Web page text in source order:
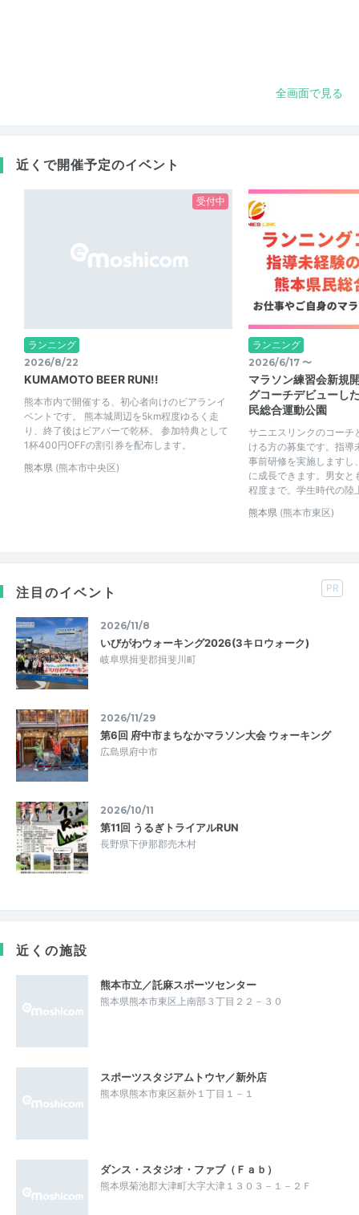
全画面で見る
近くで開催予定のイベント
受付中
ランニング
2026/8/22
KUMAMOTO BEER RUN!!
熊本市内で開催する、初心者向けのビアランイ
ベントです。 熊本城周辺を5km程度ゆるく走
り、終了後はビアバーで乾杯。 参加特典として
1杯400円OFFの割引券を配布します。
熊本県 (熊本市中央区)
ランニング
2026/6/17 〜
マラソン練習会新規
グコーチデビューし
民総合運動公園
サニエスリンクのコーチ
ける方の募集です。指導
事前研修を実施しますし
に成長できます。男女
程度まで。学生時代の陸
熊本県 (熊本市東区)
注目のイベント PR
2026/11/8
いびがわウォーキング2026(3キロウォーク)
岐阜県揖斐郡揖斐川町
2026/11/29
第6回 府中市まちなかマラソン大会 ウォーキング
広島県府中市
2026/10/11
第11回 うるぎトライアルRUN
長野県下伊那郡売木村
近くの施設
熊本市立／託麻スポーツセンター
熊本県熊本市東区上南部３丁目２２－３０
スポーツスタジアムトウヤ／新外店
熊本県熊本市東区新外１丁目１－１
ダンス・スタジオ・ファブ（Ｆａｂ）
熊本県菊池郡大津町大字大津１３０３－１－２Ｆ